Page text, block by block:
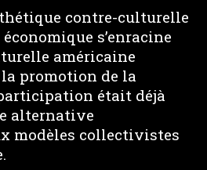
contre-culturelle
s’enracine
américaine
la promotion de la
était déjà
alternative
modèles collectivistes